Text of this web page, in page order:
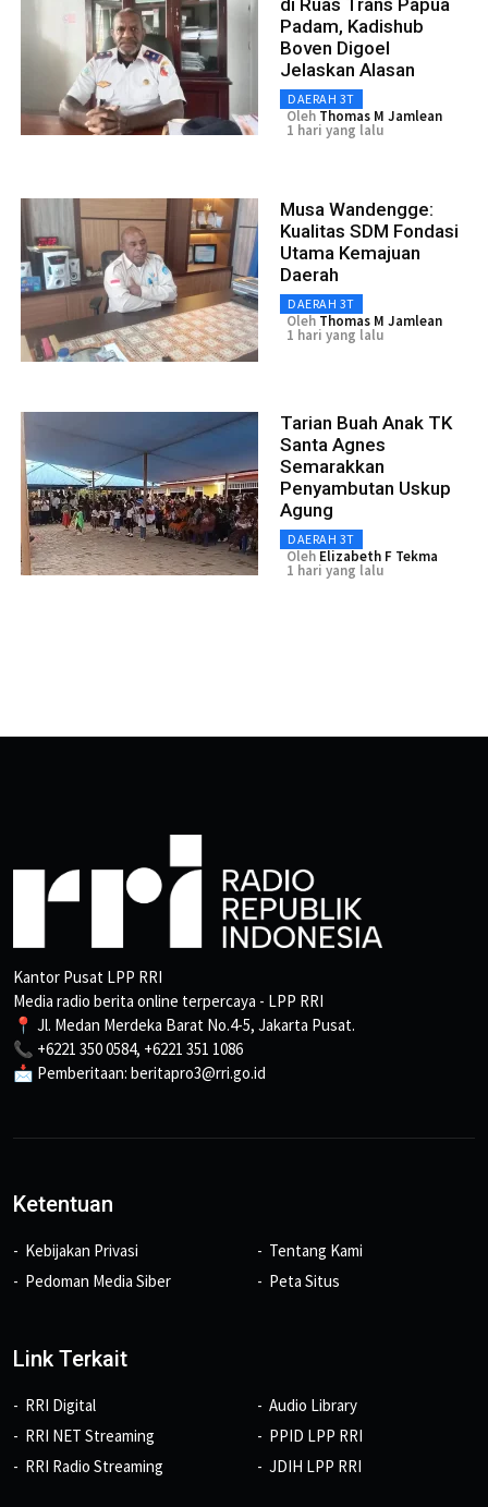
di Ruas Trans Papua
Padam, Kadishub
Boven Digoel
Jelaskan Alasan
DAERAH 3T
Oleh Thomas M Jamlean
1 hari yang lalu
Musa Wandengge:
Kualitas SDM Fondasi
Utama Kemajuan
Daerah
DAERAH 3T
Oleh Thomas M Jamlean
1 hari yang lalu
Tarian Buah Anak TK
Santa Agnes
Semarakkan
Penyambutan Uskup
Agung
DAERAH 3T
Oleh Elizabeth F Tekma
1 hari yang lalu
Kantor Pusat LPP RRI
Media radio berita online terpercaya - LPP RRI
📍 Jl. Medan Merdeka Barat No.4-5, Jakarta Pusat.
📞 +6221 350 0584, +6221 351 1086
📩 Pemberitaan: beritapro3@rri.go.id
Ketentuan
Kebijakan Privasi
Pedoman Media Siber
Tentang Kami
Peta Situs
Link Terkait
RRI Digital
RRI NET Streaming
RRI Radio Streaming
Audio Library
PPID LPP RRI
JDIH LPP RRI